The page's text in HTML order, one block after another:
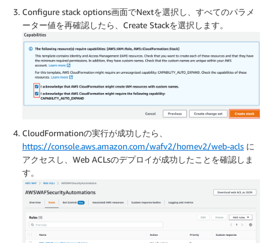
Configure stack options画面でNextを選択し、すべてのパラメ
ーター値を再確認したら、Create Stackを選択します。
CloudFormationの実行が成功したら、
https://console.aws.amazon.com/wafv2/homev2/web-acls に
アクセスし、Web ACLsのデプロイが成功したことを確認しま
す。